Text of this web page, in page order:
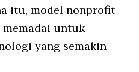
itu, model nonprofit
untuk
yang semakin